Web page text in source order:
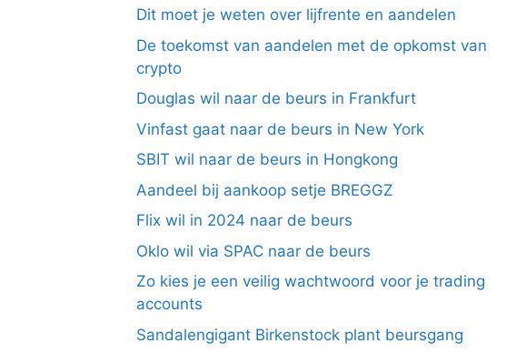
Dit moet je weten over lijfrente en aandelen
De toekomst van aandelen met de opkomst van
crypto
Douglas wil naar de beurs in Frankfurt
Vinfast gaat naar de beurs in New York
SBIT wil naar de beurs in Hongkong
Aandeel bij aankoop setje BREGGZ
Flix wil in 2024 naar de beurs
Oklo wil via SPAC naar de beurs
Zo kies je een veilig wachtwoord voor je trading
accounts
Sandalengigant Birkenstock plant beursgang